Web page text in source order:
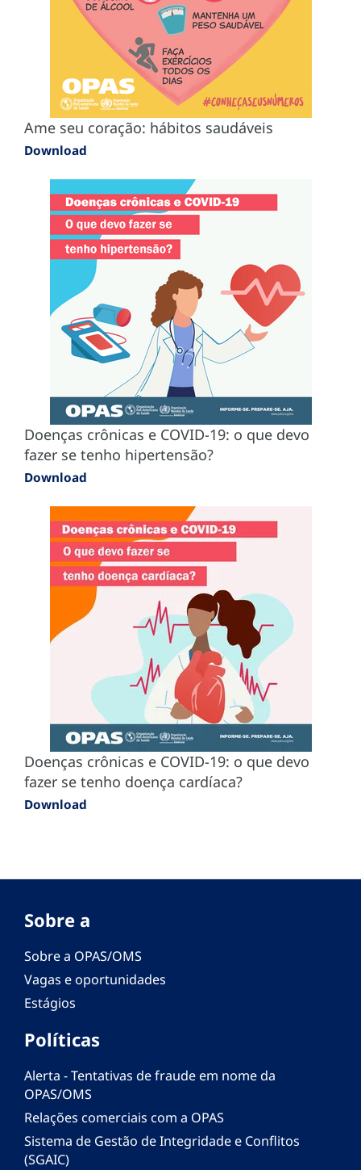
Ame seu coração: hábitos saudáveis
Download
Doenças crônicas e COVID-19: o que devo
fazer se tenho hipertensão?
Download
Doenças crônicas e COVID-19: o que devo
fazer se tenho doença cardíaca?
Download
Sobre a
Sobre a OPAS/OMS
Vagas e oportunidades
Estágios
Políticas
Alerta - Tentativas de fraude em nome da
OPAS/OMS
Relações comerciais com a OPAS
Sistema de Gestão de Integridade e Conflitos
(SGAIC)